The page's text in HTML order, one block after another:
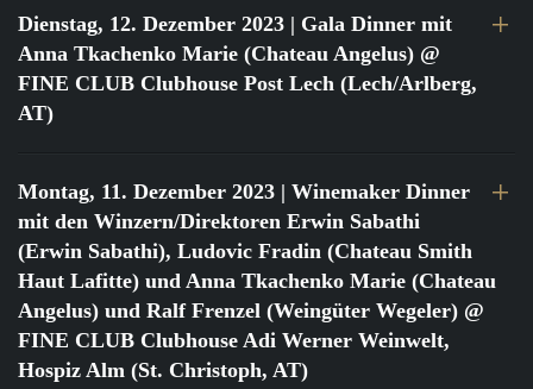
Dienstag, 12. Dezember 2023 | Gala Dinner mit
Anna Tkachenko Marie (Chateau Angelus) @
FINE CLUB Clubhouse Post Lech (Lech/Arlberg,
AT)
Montag, 11. Dezember 2023 | Winemaker Dinner
mit den Winzern/Direktoren Erwin Sabathi
(Erwin Sabathi), Ludovic Fradin (Chateau Smith
Haut Lafitte) und Anna Tkachenko Marie (Chateau
Angelus) und Ralf Frenzel (Weingüter Wegeler) @
FINE CLUB Clubhouse Adi Werner Weinwelt,
Hospiz Alm (St. Christoph, AT)